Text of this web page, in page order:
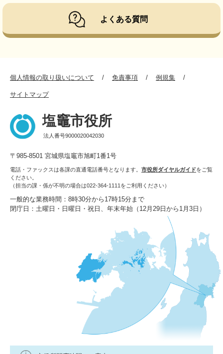
よくある質問
個人情報の取り扱いについて 免責事項 例規集
サイトマップ
塩竈市役所
法人番号9000020042030
〒985-8501 宮城県塩竈市旭町1番1号
電話・ファックスは各課の直通電話番号となります。 市役所ダイヤルガイドをご覧
ください。
（担当の課・係が不明の場合は022-364-1111をご利用ください）
一般的な業務時間：8時30分から17時15分まで
閉庁日：土曜日・日曜日・祝日、年末年始（12月29日から1月3日）